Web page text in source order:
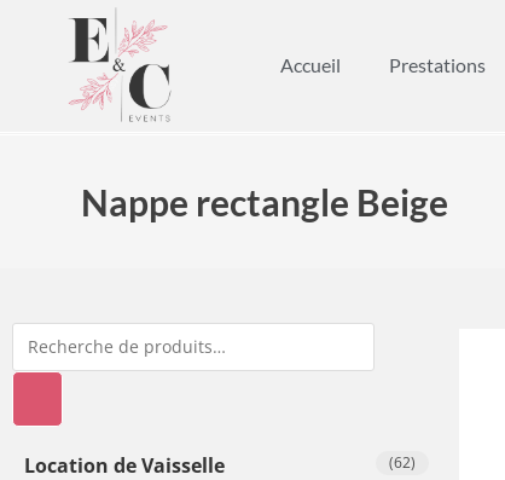
Accueil Prestations
Nappe rectangle Beige
Location de Vaisselle (62)